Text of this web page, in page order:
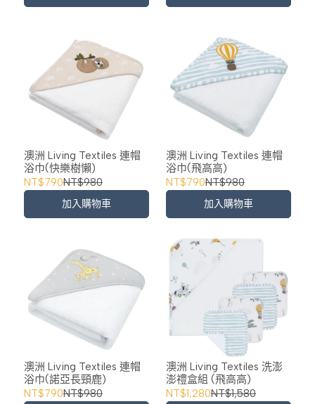
澳洲 Living Textiles 連帽
浴巾(快樂樹懶)
NT$790NT$980
加入購物車
澳洲 Living Textiles 連帽
浴巾(飛高高)
NT$790NT$980
加入購物車
澳洲 Living Textiles 連帽
浴巾(諾亞長頸鹿)
NT$790NT$980
澳洲 Living Textiles 洗澎
澎禮盒組 (飛高高)
NT$1,280NT$1,580